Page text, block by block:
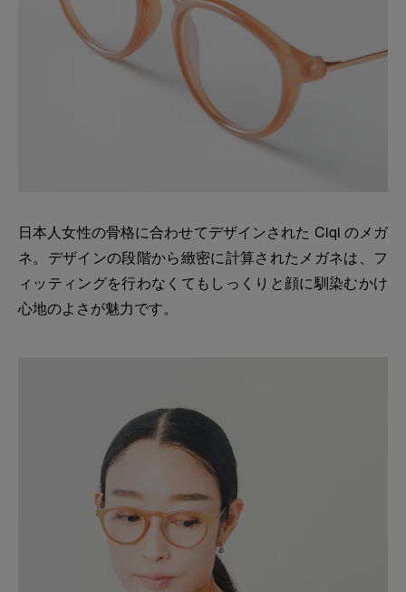
日本人女性の骨格に合わせてデザインされた Ciqi のメガ
ネ。デザインの段階から緻密に計算されたメガネは、フ
ィッティングを行わなくてもしっくりと顔に馴染むかけ
心地のよさが魅力です。